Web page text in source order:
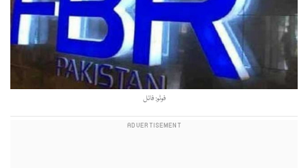
فوٹو: فائل